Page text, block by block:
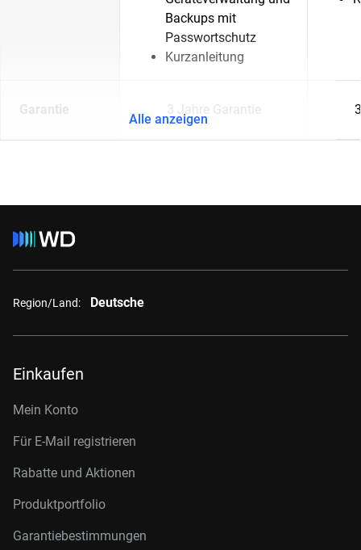
Backups mit
Passwortschutz
Kurzanleitung
Garantie 3 Jahre Garantie
Alle anzeigen
Region/Land: Deutsche
Einkaufen
Mein Konto
Für E-Mail registrieren
Rabatte und Aktionen
Produktportfolio
Garantiebestimmungen